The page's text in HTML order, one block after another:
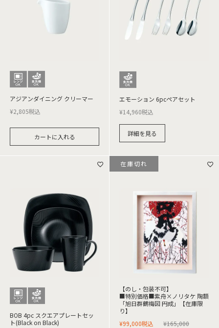
アジアンダイニング クリーマー
¥2,805税込
カートに入れる
エモーション 6pcペアセット
¥14,960税込
詳細を見る
BOB 4pc スクエアプレートセッ
ト(Black on Black)
【のし・包装不可】
■特別価格■紫舟×ノリタケ 陶額
「旭日群鶴梅図 円成」【在庫限
り】
¥165,000
¥99,000税込
在庫切れ